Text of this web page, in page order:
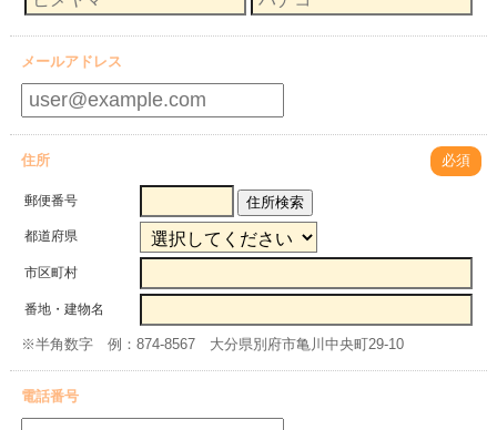
メールアドレス
住所 必須
郵便番号 住所検索
都道府県
市区町村
番地・建物名
※半角数字 例：874-8567 大分県別府市亀川中央町29-10
電話番号